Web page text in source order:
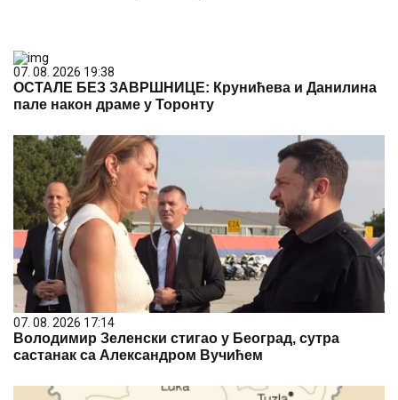
07. 08. 2026 19:38
ОСТАЛЕ БЕЗ ЗАВРШНИЦЕ: Крунићева и Данилина
пале након драме у Торонту
07. 08. 2026 17:14
Володимир Зеленски стигао у Београд, сутра
састанак са Александром Вучићем